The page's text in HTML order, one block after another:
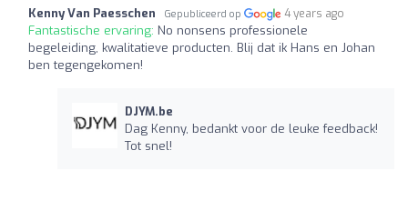
Kenny Van Paesschen Gepubliceerd op 4 years ago
Fantastische ervaring: No nonsens professionele
begeleiding, kwalitatieve producten. Blij dat ik Hans en Johan
ben tegengekomen!
DJYM.be
Dag Kenny, bedankt voor de leuke feedback!
Tot snel!